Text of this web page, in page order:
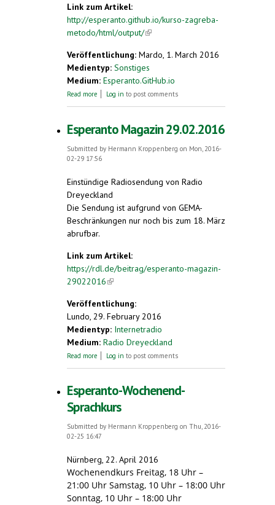
Link zum Artikel:
http://esperanto.github.io/kurso-zagreba-
metodo/html/output/(link is external)
Veröffentlichung: Mardo, 1. March 2016
Medientyp: Sonstiges
Medium: Esperanto.GitHub.io
Read more about Esperantokurs
Log in to post comments
Esperanto Magazin 29.02.2016
Submitted by Hermann Kroppenberg on Mon, 2016-
02-29 17:56
Einstündige Radiosendung von Radio
Dreyeckland
Die Sendung ist aufgrund von GEMA-
Beschränkungen nur noch bis zum 18. März
abrufbar.
Link zum Artikel:
https://rdl.de/beitrag/esperanto-magazin-
29022016(link is external)
Veröffentlichung:
Lundo, 29. February 2016
Medientyp: Internetradio
Medium: Radio Dreyeckland
Read more about Esperanto Magazin 29.02.2016
Log in to post comments
Esperanto-Wochenend-
Sprachkurs
Submitted by Hermann Kroppenberg on Thu, 2016-
02-25 16:47
Nürnberg, 22. April 2016
Wochenendkurs Freitag, 18 Uhr –
21:00 Uhr Samstag, 10 Uhr – 18:00 Uhr
Sonntag, 10 Uhr – 18:00 Uhr